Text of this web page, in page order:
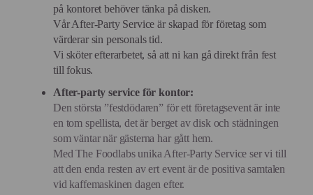
på kontoret behöver tänka på disken.
Vår After-Party Service är skapad för företag som
värderar sin personals tid.
Vi sköter efterarbetet, så att ni kan gå direkt från fest
till fokus.
After-party service för kontor:
Den största ”festdödaren” för ett företagsevent är inte
en tom spellista, det är berget av disk och städningen
som väntar när gästerna har gått hem.
Med The Foodlabs unika After-Party Service ser vi till
att den enda resten av ert event är de positiva samtalen
vid kaffemaskinen dagen efter.